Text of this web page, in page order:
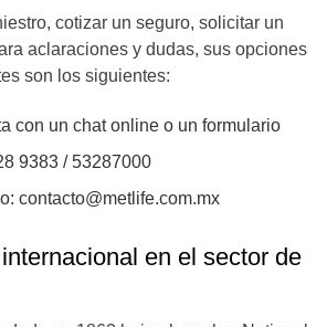
cotizar un seguro, solicitar un
aclaraciones y dudas, sus opciones
son los siguientes:
con un chat online o un formulario
9383 / 53287000
contacto@metlife.com.mx
en el sector de